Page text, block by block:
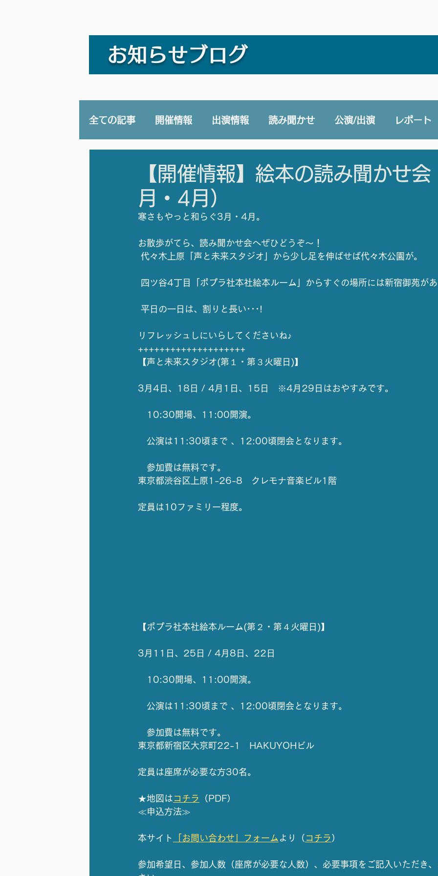
お知らせブログ
全ての記事 開催情報 出演情報 読み聞かせ 公演/出演 レポート
【開催情報】絵本の読み聞かせ会
月・4月）
寒さもやっと和らぐ3月・4月。
お散歩がてら、読み聞かせ会へぜひどうぞ～！
代々木上原「声と未来スタジオ」から少し足を伸ばせば代々木公園が。
四ツ谷4丁目「ポプラ社本社絵本ルーム」からすぐの場所には新宿御苑があ
平日の一日は、割りと長い･･･!
リフレッシュしにいらしてくださいね♪
++++++++++++++++++++
【声と未来スタジオ(第１・第３火曜日)】
3月4日、18日 / 4月1日、15日　※4月29日はおやすみです。
10:30開場、11:00開演。
公演は11:30頃まで 、12:00頃閉会となります。
参加費は無料です。
東京都渋谷区上原1-26-8　クレモナ音楽ビル1階
定員は10ファミリー程度。
【ポプラ社本社絵本ルーム(第２・第４火曜日)】
3月11日、25日 / 4月8日、22日
10:30開場、11:00開演。
公演は11:30頃まで 、12:00頃閉会となります。
参加費は無料です。
東京都新宿区大京町22-1　HAKUYOHビル
定員は座席が必要な方30名。
★地図は コチラ
（PDF）
≪申込方法≫
本サイト 「お問い合わせ」フォーム より（ コチラ ）
参加希望日、参加人数（座席が必要な人数）、必要事項をご記入いただき